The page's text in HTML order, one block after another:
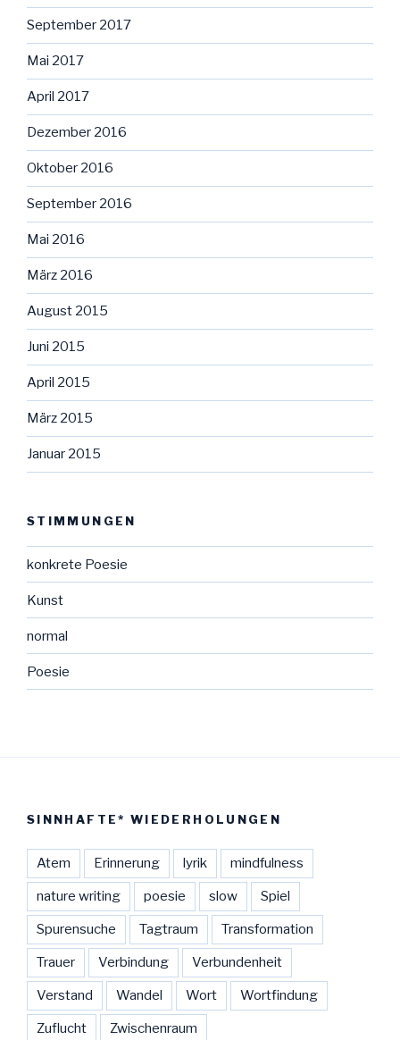
September 2017
Mai 2017
April 2017
Dezember 2016
Oktober 2016
September 2016
Mai 2016
März 2016
August 2015
Juni 2015
April 2015
März 2015
Januar 2015
STIMMUNGEN
konkrete Poesie
Kunst
normal
Poesie
SINNHAFTE* WIEDERHOLUNGEN
Atem Erinnerung lyrik mindfulness
nature writing poesie slow Spiel
Spurensuche Tagtraum Transformation
Trauer Verbindung Verbundenheit
Verstand Wandel Wort Wortfindung
Zuflucht Zwischenraum